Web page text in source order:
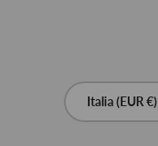
Paese/Regione
Italia (EUR €)